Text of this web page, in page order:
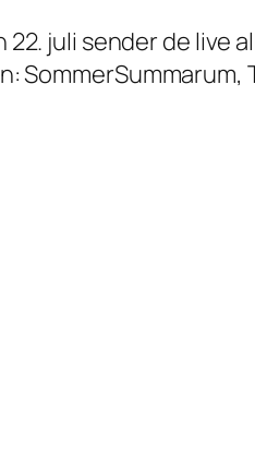
juli sender de live
SommerSummarum,